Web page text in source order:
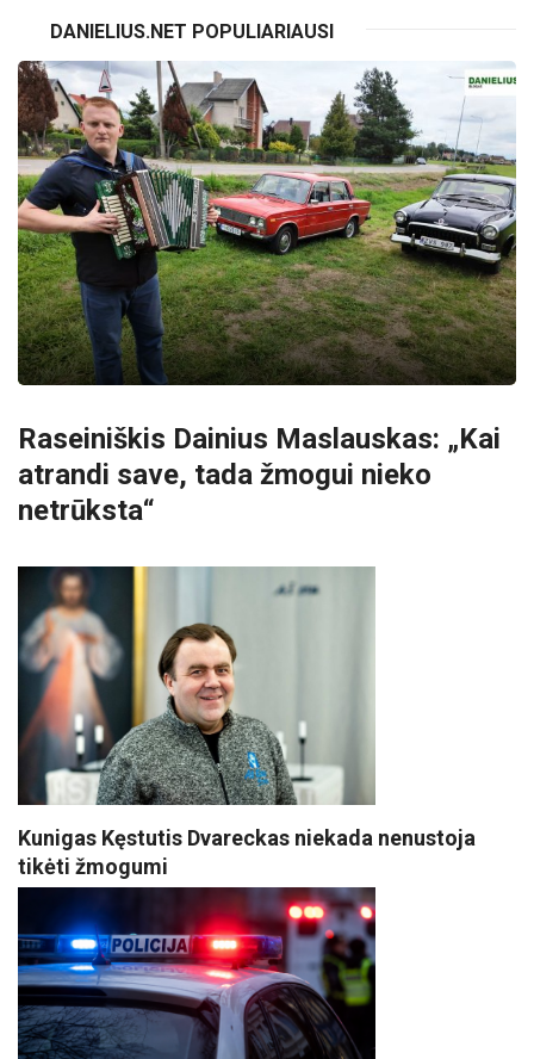
DANIELIUS.NET POPULIARIAUSI
Raseiniškis Dainius Maslauskas: „Kai
atrandi save, tada žmogui nieko
netrūksta“
Kunigas Kęstutis Dvareckas niekada nenustoja
tikėti žmogumi